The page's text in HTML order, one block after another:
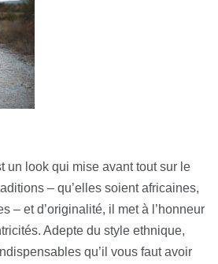
un look qui mise avant tout sur le
– qu’elles soient africaines,
– et d’originalité, il met à l’honneur
Adepte du style ethnique,
qu’il vous faut avoir